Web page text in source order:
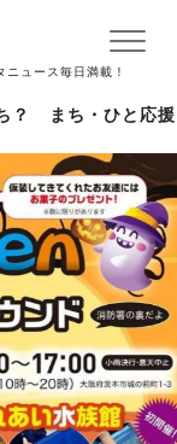
ュース毎日満載！
？ まち・ひと応援